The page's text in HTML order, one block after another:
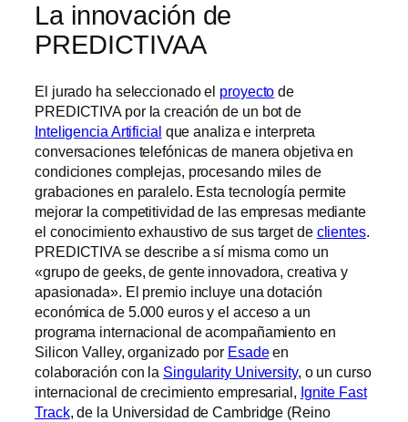
La innovación de
PREDICTIVAA
El jurado ha seleccionado el proyecto de
PREDICTIVA por la creación de un bot de
Inteligencia Artificial que analiza e interpreta
conversaciones telefónicas de manera objetiva en
condiciones complejas, procesando miles de
grabaciones en paralelo. Esta tecnología permite
mejorar la competitividad de las empresas mediante
el conocimiento exhaustivo de sus target de clientes.
PREDICTIVA se describe a sí misma como un
«grupo de geeks, de gente innovadora, creativa y
apasionada». El premio incluye una dotación
económica de 5.000 euros y el acceso a un
programa internacional de acompañamiento en
Silicon Valley, organizado por Esadeen
colaboración con la Singularity University, o un curso
internacional de crecimiento empresarial, Ignite Fast
Track, de la Universidad de Cambridge (Reino